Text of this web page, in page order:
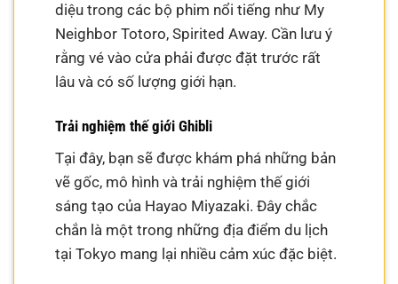
diệu trong các bộ phim nổi tiếng như My
Neighbor Totoro, Spirited Away. Cần lưu ý
rằng vé vào cửa phải được đặt trước rất
lâu và có số lượng giới hạn.
Trải nghiệm thế giới Ghibli
Tại đây, bạn sẽ được khám phá những bản
vẽ gốc, mô hình và trải nghiệm thế giới
sáng tạo của Hayao Miyazaki. Đây chắc
chắn là một trong những địa điểm du lịch
tại Tokyo mang lại nhiều cảm xúc đặc biệt.